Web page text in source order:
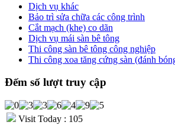
Dịch vụ khác
Bảo trì sửa chữa các công trình
Cắt mạch (khe) co dãn
Dịch vụ mái sàn bê tông
Thi công sàn bê tông công nghiệp
Thi công xoa tăng cứng sàn (đánh
Đếm số lượt truy cập
Visit Today : 105